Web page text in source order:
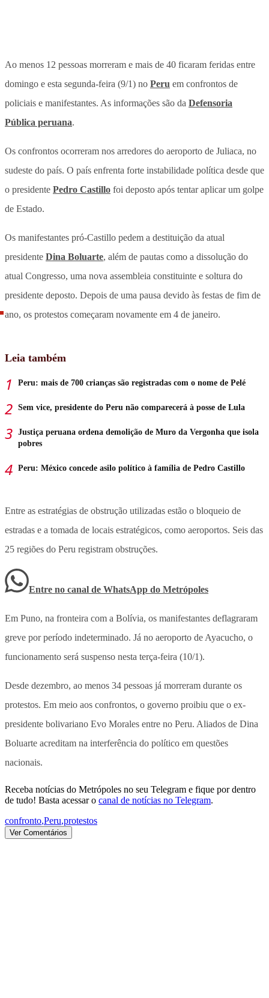
Ao menos 12 pessoas morreram e mais de 40 ficaram feridas entre
domingo e esta segunda-feira (9/1) no Peru em confrontos de
policiais e manifestantes. As informações são da Defensoria
Pública peruana.
Os confrontos ocorreram nos arredores do aeroporto de Juliaca, no
sudeste do país. O país enfrenta forte instabilidade política desde que
o presidente Pedro Castillo foi deposto após tentar aplicar um golpe
de Estado.
Os manifestantes pró-Castillo pedem a destituição da atual
presidente Dina Boluarte, além de pautas como a dissolução do
atual Congresso, uma nova assembleia constituinte e soltura do
presidente deposto. Depois de uma pausa devido às festas de fim de
ano, os protestos começaram novamente em 4 de janeiro.
Leia também
Peru: mais de 700 crianças são registradas com o nome de Pelé
Sem vice, presidente do Peru não comparecerá à posse de Lula
Justiça peruana ordena demolição de Muro da Vergonha que isola
pobres
Peru: México concede asilo político à família de Pedro Castillo
Entre as estratégias de obstrução utilizadas estão o bloqueio de
estradas e a tomada de locais estratégicos, como aeroportos. Seis das
25 regiões do Peru registram obstruções.
Entre no canal de WhatsApp do Metrópoles
Em Puno, na fronteira com a Bolívia, os manifestantes deflagraram
greve por período indeterminado. Já no aeroporto de Ayacucho, o
funcionamento será suspenso nesta terça-feira (10/1).
Desde dezembro, ao menos 34 pessoas já morreram durante os
protestos. Em meio aos confrontos, o governo proibiu que o ex-
presidente bolivariano Evo Morales entre no Peru. Aliados de Dina
Boluarte acreditam na interferência do político em questões
nacionais.
Receba notícias do Metrópoles no seu Telegram e fique por dentro
de tudo! Basta acessar o canal de notícias no Telegram.
confronto,Peru,protestos
Ver Comentários